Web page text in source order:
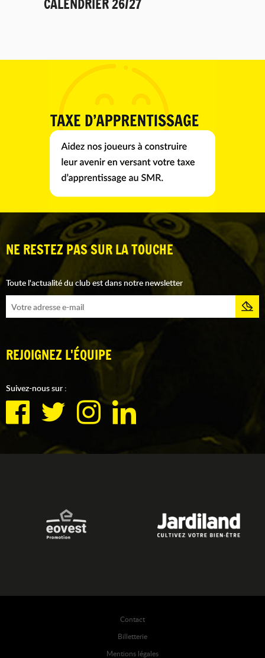
CALENDRIER 26/27
NE RESTEZ PAS SUR LA TOUCHE
Toute l'actualité du club est dans notre newsletter
REJOIGNEZ L'ÉQUIPE
Suivez-nous sur :
Contact
Billetterie
Mentions légales